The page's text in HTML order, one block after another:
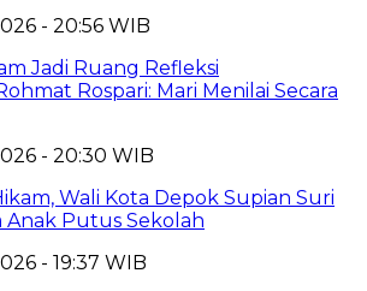
- 20:56 WIB
Jadi Ruang Refleksi
Rospari: Mari Menilai Secara
- 20:30 WIB
Wali Kota Depok Supian Suri
Anak Putus Sekolah
- 19:37 WIB